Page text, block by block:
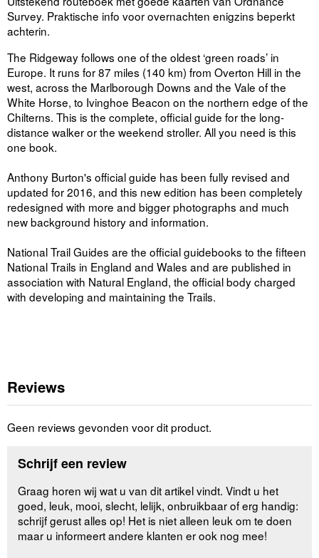
Survey. Praktische info voor overnachten enigzins beperkt
achterin.
The Ridgeway follows one of the oldest ‘green roads’ in
Europe. It runs for 87 miles (140 km) from Overton Hill in the
west, across the Marlborough Downs and the Vale of the
White Horse, to Ivinghoe Beacon on the northern edge of the
Chilterns. This is the complete, official guide for the long-
distance walker or the weekend stroller. All you need is this
one book.
Anthony Burton's official guide has been fully revised and
updated for 2016, and this new edition has been completely
redesigned with more and bigger photographs and much
new background history and information.
National Trail Guides are the official guidebooks to the fifteen
National Trails in England and Wales and are published in
association with Natural England, the official body charged
with developing and maintaining the Trails.
Reviews
Geen reviews gevonden voor dit product.
Schrijf een review
Graag horen wij wat u van dit artikel vindt. Vindt u het
goed, leuk, mooi, slecht, lelijk, onbruikbaar of erg handig:
schrijf gerust alles op! Het is niet alleen leuk om te doen
maar u informeert andere klanten er ook nog mee!